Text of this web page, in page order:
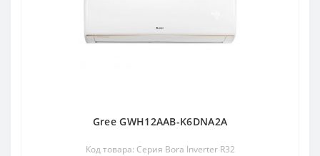
Gree GWH12AAB-K6DNA2A
Код товара: Серия Bora Inverter R32